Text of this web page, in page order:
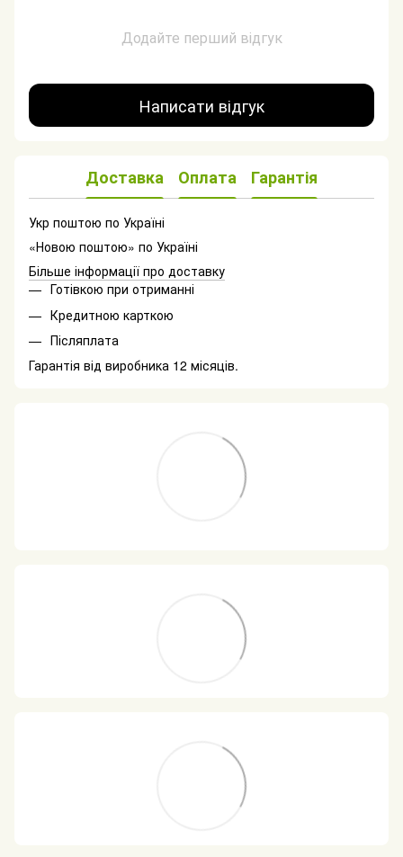
Додайте перший відгук
Написати відгук
Доставка Оплата Гарантія
Укр поштою по Україні
«Новою поштою» по Україні
Більше інформації про доставку
Готівкою при отриманні
Кредитною карткою
Післяплата
Гарантія від виробника 12 місяців.